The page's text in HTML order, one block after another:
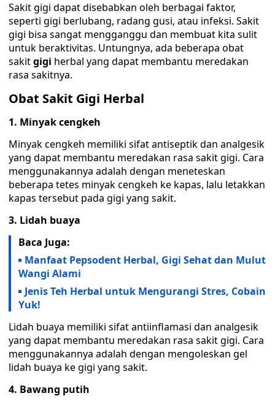
Sakit gigi dapat disebabkan oleh berbagai faktor,
seperti gigi berlubang, radang gusi, atau infeksi. Sakit
gigi bisa sangat mengganggu dan membuat kita sulit
untuk beraktivitas. Untungnya, ada beberapa obat
sakitgigi herbal yang dapat membantu meredakan
rasa sakitnya.
Obat Sakit Gigi Herbal
1. Minyak cengkeh
Minyak cengkeh memiliki sifat antiseptik dan analgesik
yang dapat membantu meredakan rasa sakit gigi. Cara
menggunakannya adalah dengan meneteskan
beberapa tetes minyak cengkeh ke kapas, lalu letakkan
kapas tersebut pada gigi yang sakit.
3. Lidah buaya
Baca Juga:
Manfaat Pepsodent Herbal, Gigi Sehat dan Mulut
Wangi Alami
Jenis Teh Herbal untuk Mengurangi Stres, Cobain
Yuk!
Lidah buaya memiliki sifat antiinflamasi dan analgesik
yang dapat membantu meredakan rasa sakit gigi. Cara
menggunakannya adalah dengan mengoleskan gel
lidah buaya ke gigi yang sakit.
4. Bawang putih